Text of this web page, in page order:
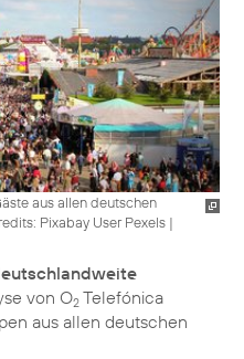
aus allen deutschen
Pixabay User Pexels |
von O2 Telefónica
aus allen deutschen